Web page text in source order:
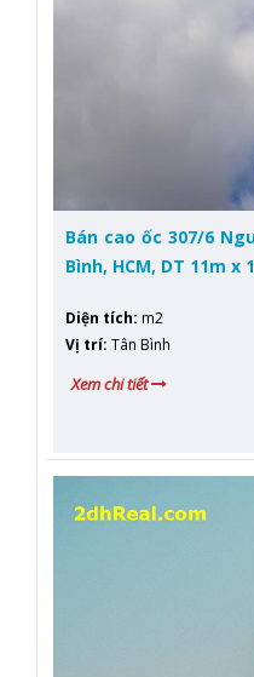
Bán cao ốc 307/6
Bình, HCM, DT 11m x
Diện tích: m2
Vị trí: Tân Bình
Xem chi tiết